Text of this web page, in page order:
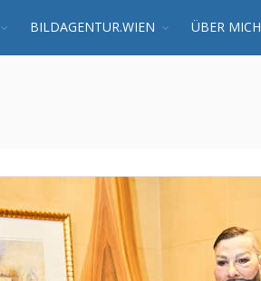
BILDAGENTUR.WIEN ÜBER MICH